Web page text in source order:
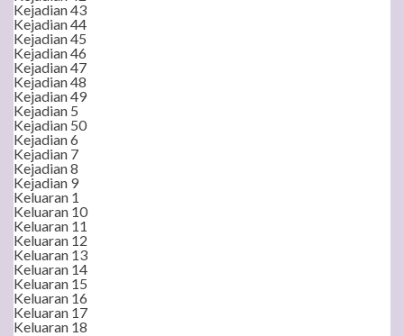
Kejadian 43
Kejadian 44
Kejadian 45
Kejadian 46
Kejadian 47
Kejadian 48
Kejadian 49
Kejadian 5
Kejadian 50
Kejadian 6
Kejadian 7
Kejadian 8
Kejadian 9
Keluaran 1
Keluaran 10
Keluaran 11
Keluaran 12
Keluaran 13
Keluaran 14
Keluaran 15
Keluaran 16
Keluaran 17
Keluaran 18